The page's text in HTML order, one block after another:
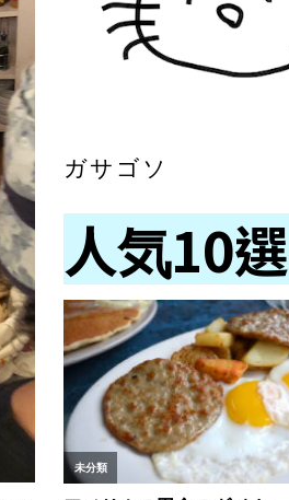
ガサゴソ
人気10選